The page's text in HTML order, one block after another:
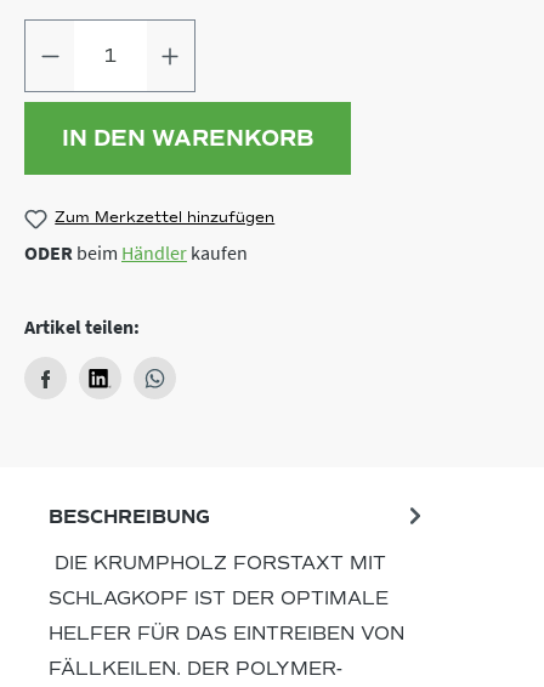
IN DEN WARENKORB
Zum Merkzettel hinzufügen
ODER beim Händler kaufen
Artikel teilen:
BESCHREIBUNG
DIE KRUMPHOLZ FORSTAXT MIT
SCHLAGKOPF IST DER OPTIMALE
HELFER FÜR DAS EINTREIBEN VON
FÄLLKEILEN. DER POLYMER-